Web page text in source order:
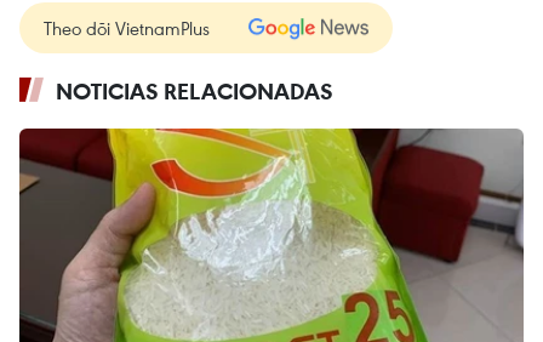
Theo dõi VietnamPlus
NOTICIAS RELACIONADAS